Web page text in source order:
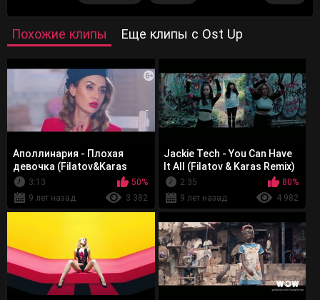
Похожие клипы Еще клипы с Ost Up
Аполлинария - Плохая
девочка (Filatov&Karas
remix)
3:13
50%
9 лет назад
3 382
Jackie Tech - You Can Have
It All (Filatov & Karas Remix)
2:35
80%
9 лет назад
4 982